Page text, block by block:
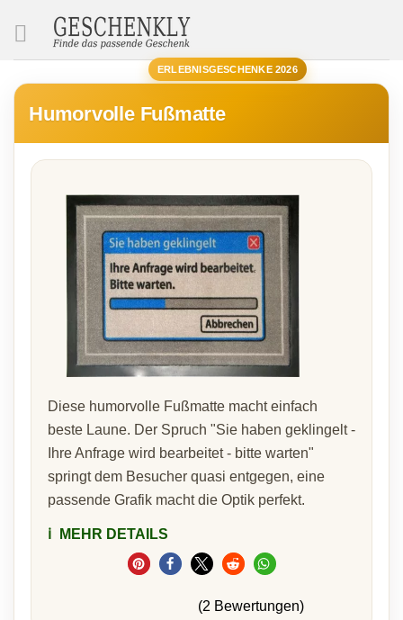
ERLEBNISGESCHENKE 2026
Humorvolle Fußmatte
Diese humorvolle Fußmatte macht einfach
beste Laune. Der Spruch "Sie haben geklingelt -
Ihre Anfrage wird bearbeitet - bitte warten"
springt dem Besucher quasi entgegen, eine
passende Grafik macht die Optik perfekt.
ℹ️ MEHR DETAILS
(2 Bewertungen)